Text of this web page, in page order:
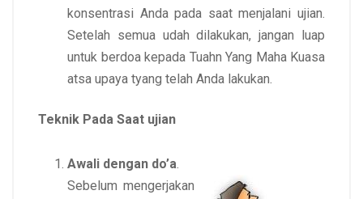
konsentrasi Anda pada saat menjalani ujian.
Setelah semua udah dilakukan, jangan luap
untuk berdoa kepada Tuahn Yang Maha Kuasa
atsa upaya tyang telah Anda lakukan.
Teknik Pada Saat ujian
Awali dengan do’a.
Sebelum mengerjakan